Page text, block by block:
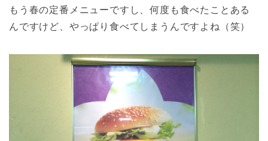
もう春の定番メニューですし、何度も食べたことある
んですけど、やっぱり食べてしまうんですよね（笑）